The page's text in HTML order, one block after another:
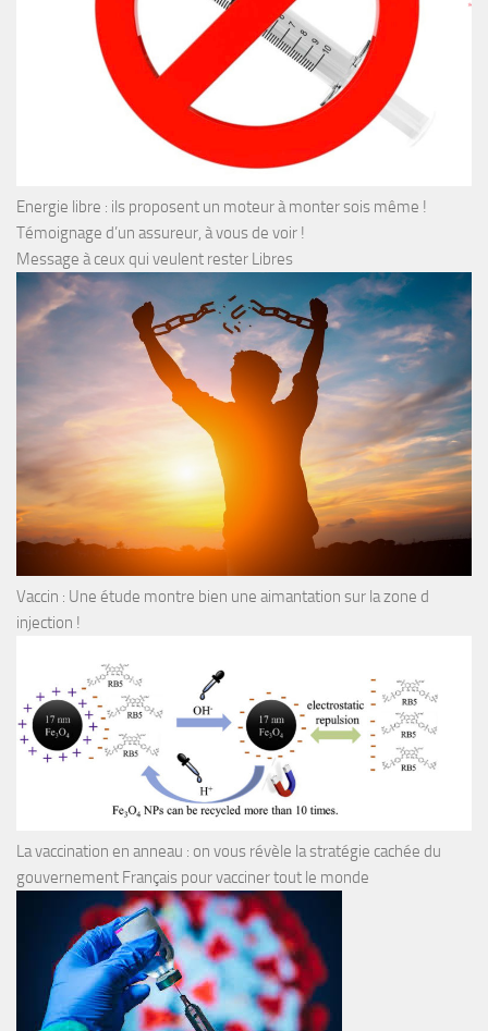
Energie libre : ils proposent un moteur à monter sois même !
Témoignage d’un assureur, à vous de voir !
Message à ceux qui veulent rester Libres
Vaccin : Une étude montre bien une aimantation sur la zone d
injection !
La vaccination en anneau : on vous révèle la stratégie cachée du
gouvernement Français pour vacciner tout le monde